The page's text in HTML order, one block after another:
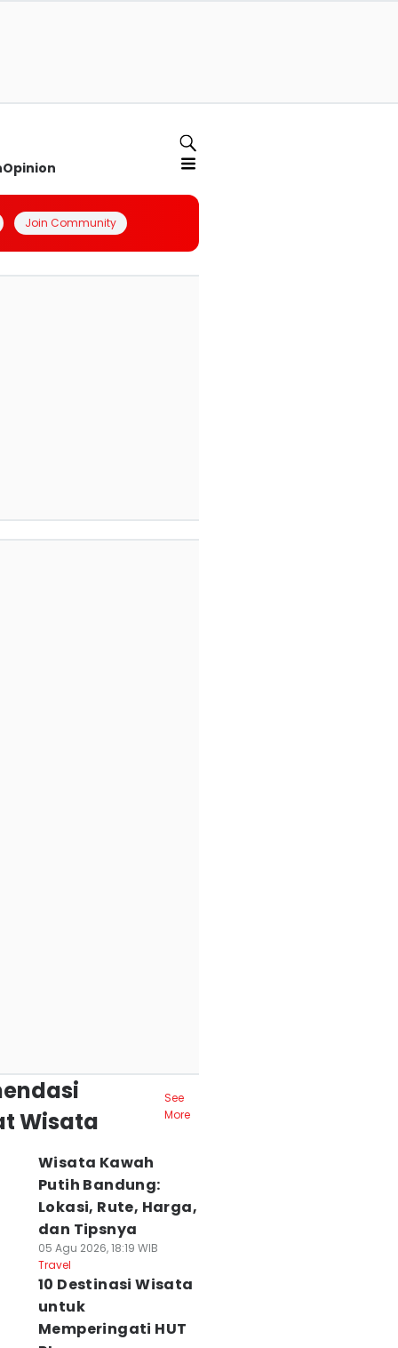
Opinion
Join Community
Wisata
See
More
Wisata Kawah
Putih Bandung:
Lokasi, Rute, Harga,
dan Tipsnya
05 Agu 2026, 18:19 WIB
Travel
10 Destinasi Wisata
untuk
Memperingati HUT